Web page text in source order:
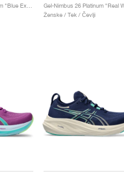
Ženske / Tek / Čevlji